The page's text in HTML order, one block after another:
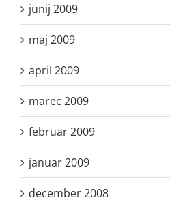
junij 2009
maj 2009
april 2009
marec 2009
februar 2009
januar 2009
december 2008